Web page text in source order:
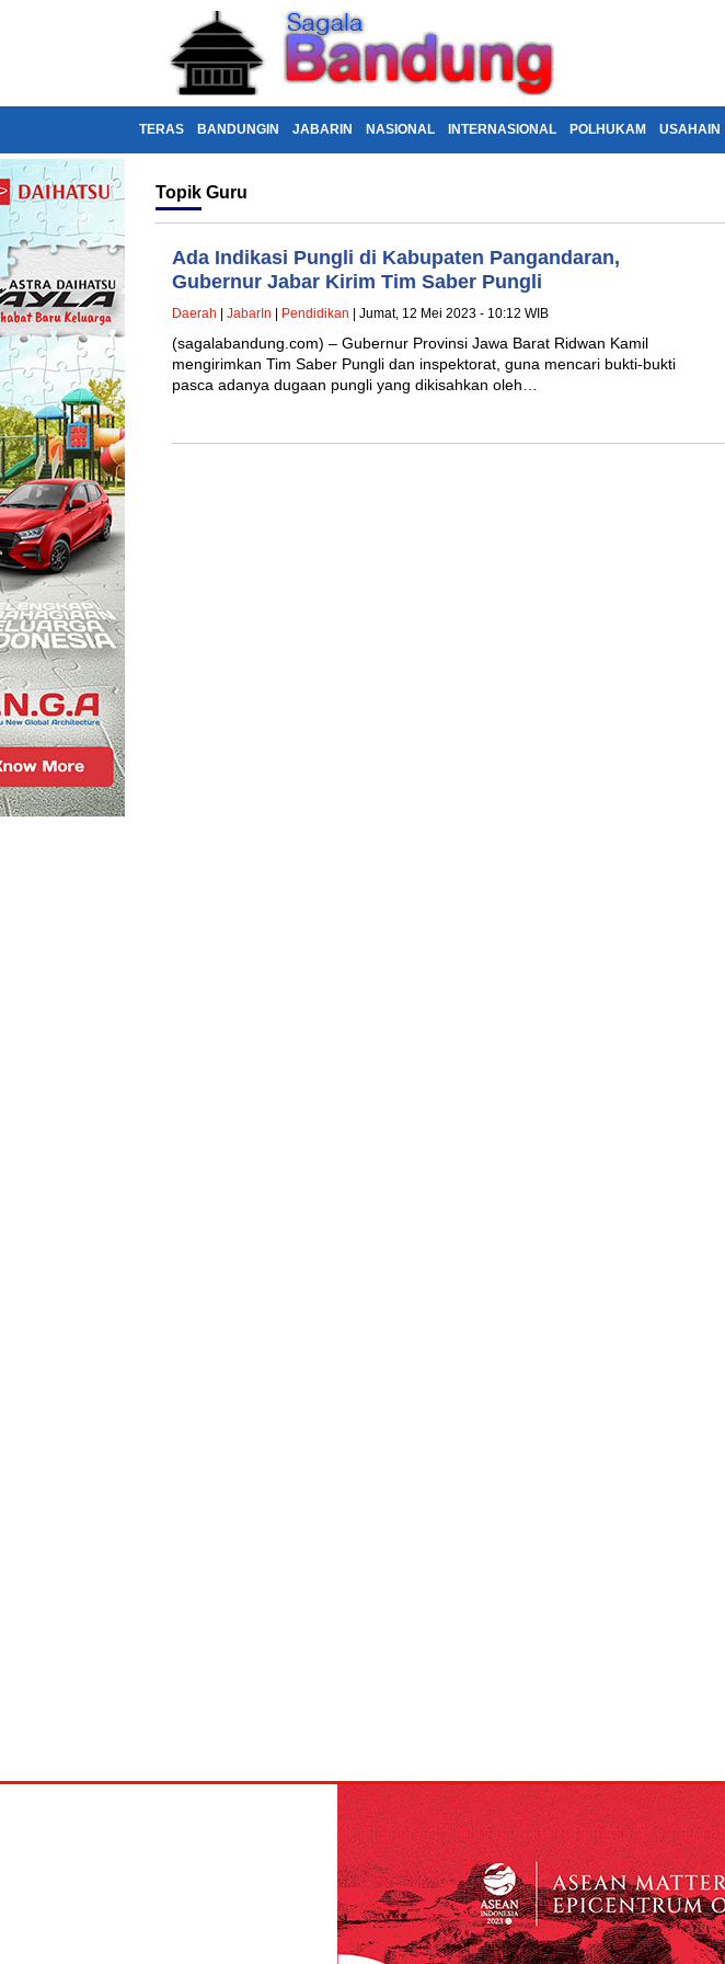
TERAS BANDUNGIN JABARIN NASIONAL INTERNASIONAL POLHUKAM USAHAIN
Topik Guru
Ada Indikasi Pungli di Kabupaten Pangandaran,
Gubernur Jabar Kirim Tim Saber Pungli
Daerah JabarIn Pendidikan | Jumat, 12 Mei 2023 - 10:12 WIB
(sagalabandung.com) – Gubernur Provinsi Jawa Barat Ridwan Kamil
mengirimkan Tim Saber Pungli dan inspektorat, guna mencari bukti-bukti
pasca adanya dugaan pungli yang dikisahkan oleh…
DISCLAIMER INFO IKLAN KETENTUAN